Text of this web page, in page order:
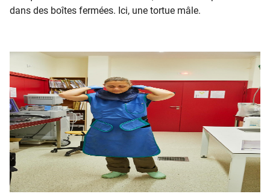
dans des boîtes fermées. Ici, une tortue mâle.